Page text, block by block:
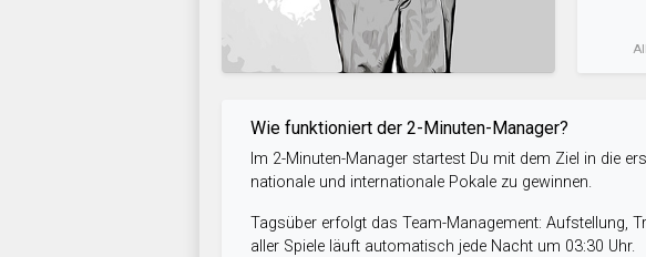
Wie funktioniert der 2-Minuten-Manager?
Im 2-Minuten-Manager startest Du mit dem Ziel in die
nationale und internationale Pokale zu gewinnen.
Tagsüber erfolgt das Team-Management: Aufstellung,
aller Spiele läuft automatisch jede Nacht um 03:30 Uhr.